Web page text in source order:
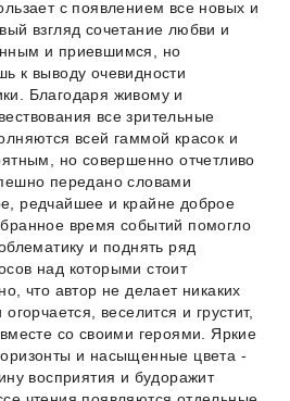
с появлением все новых и
взгляд сочетание любви и
и приевшимся, но
к выводу очевидности
Благодаря живому и
все зрительные
всей гаммой красок и
но совершенно отчетливо
передано словами
редчайшее и крайне доброе
время событий помогло
и поднять ряд
над которыми стоит
что автор не делает никаких
веселится и грустит,
со своими героями. Яркие
и насыщенные цвета -
восприятия и будоражит